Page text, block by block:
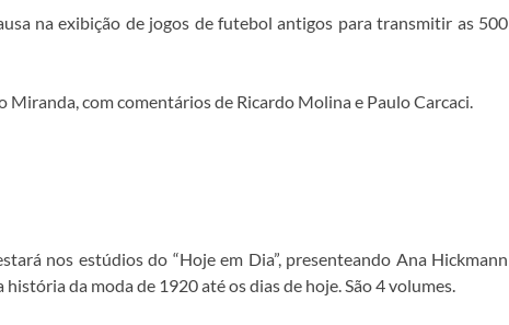
na exibição de jogos de futebol antigos para transmitir as 500
Miranda, com comentários de Ricardo Molina e Paulo Carcaci.
nos estúdios do “Hoje em Dia”, presenteando Ana Hickmann
da moda de 1920 até os dias de hoje. São 4 volumes.